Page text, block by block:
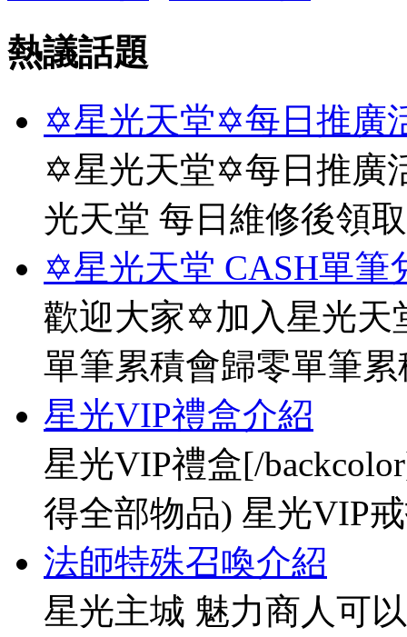
熱議話題
✡星光天堂✡每日推廣
✡星光天堂✡每日推廣
光天堂 每日維修後領
✡星光天堂 CASH單筆
歡迎大家✡加入星光天
單筆累積會歸零單筆
星光VIP禮盒介紹
星光VIP禮盒[/
得全部物品) 星光VIP
法師特殊召喚介紹
星光主城 魅力商人可